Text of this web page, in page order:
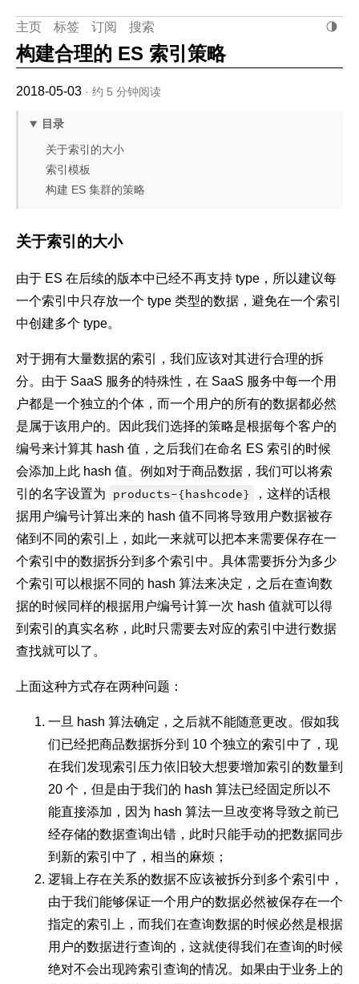
主页 标签 订阅 搜索
构建合理的 ES 索引策略
2018-05-03 · 约 5 分钟阅读
目录
关于索引的大小
索引模板
构建 ES 集群的策略
关于索引的大小
由于 ES 在后续的版本中已经不再支持 type，所以建议每
一个索引中只存放一个 type 类型的数据，避免在一个索引
中创建多个 type。
对于拥有大量数据的索引，我们应该对其进行合理的拆
分。由于 SaaS 服务的特殊性，在 SaaS 服务中每一个用
户都是一个独立的个体，而一个用户的所有的数据都必然
是属于该用户的。因此我们选择的策略是根据每个客户的
编号来计算其 hash 值，之后我们在命名 ES 索引的时候
会添加上此 hash 值。例如对于商品数据，我们可以将索
引的名字设置为
products-{hashcode}
，这样的话根
据用户编号计算出来的 hash 值不同将导致用户数据被存
储到不同的索引上，如此一来就可以把本来需要保存在一
个索引中的数据拆分到多个索引中。具体需要拆分为多少
个索引可以根据不同的 hash 算法来决定，之后在查询数
据的时候同样的根据用户编号计算一次 hash 值就可以得
到索引的真实名称，此时只需要去对应的索引中进行数据
查找就可以了。
上面这种方式存在两种问题：
一旦 hash 算法确定，之后就不能随意更改。假如我
们已经把商品数据拆分到 10 个独立的索引中了，现
在我们发现索引压力依旧较大想要增加索引的数量到
20 个，但是由于我们的 hash 算法已经固定所以不
能直接添加，因为 hash 算法一旦改变将导致之前已
经存储的数据查询出错，此时只能手动的把数据同步
到新的索引中了，相当的麻烦；
逻辑上存在关系的数据不应该被拆分到多个索引中，
由于我们能够保证一个用户的数据必然被保存在一个
指定的索引上，而我们在查询数据的时候必然是根据
用户的数据进行查询的，这就使得我们在查询的时候
绝对不会出现跨索引查询的情况。如果由于业务上的